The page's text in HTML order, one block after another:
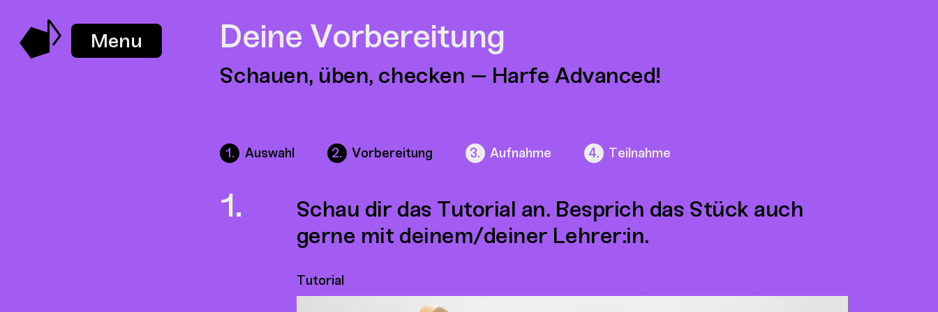
Menu Deine Vorbereitung
Schauen, üben, checken – Harfe Advanced!
Auswahl Vorbereitung Aufnahme Teilnahme
Schau dir das Tutorial an. Besprich das Stück auch
gerne mit deinem/deiner Lehrer:in.
Tutorial